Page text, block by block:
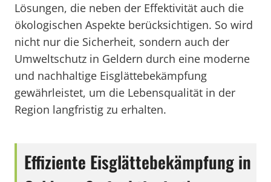
Lösungen, die neben der Effektivität auch die
ökologischen Aspekte berücksichtigen. So wird
nicht nur die Sicherheit, sondern auch der
Umweltschutz in Geldern durch eine moderne
und nachhaltige Eisglättebekämpfung
gewährleistet, um die Lebensqualität in der
Region langfristig zu erhalten.
Effiziente Eisglättebekämpfung in